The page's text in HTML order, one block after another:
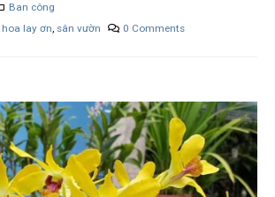
Ban công
hoa lay ơn, sân vườn 0 Comments